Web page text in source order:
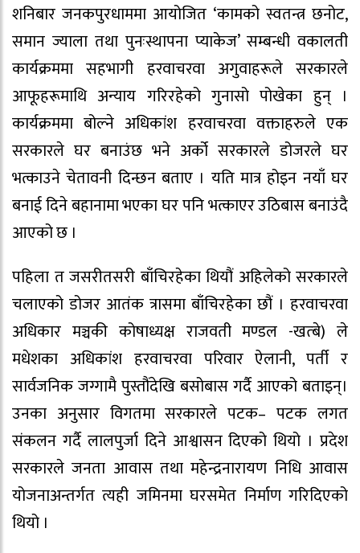
शनिबार जनकपुरधाममा आयोजित ‘कामको स्वतन्त्र छनोट,
समान ज्याला तथा पुनःस्थापना प्याकेज’ सम्बन्धी वकालती
कार्यक्रममा सहभागी हरवाचरवा अगुवाहरूले सरकारले
आफूहरूमाथि अन्याय गरिरहेको गुनासो पोखेका हुन् ।
कार्यक्रममा बोल्ने अधिकांश हरवाचरवा वक्ताहरुले एक
सरकारले घर बनाउंछ भने अर्को सरकारले डोजरले घर
भत्काउने चेतावनी दिन्छन बताए । यति मात्र होइन नयाँ घर
बनाई दिने बहानामा भएका घर पनि भत्काएर उठिबास बनाउंदै
आएको छ ।
पहिला त जसरीतसरी बाँचिरहेका थियौं अहिलेको सरकारले
चलाएको डोजर आतंक त्रासमा बाँचिरहेका छौं । हरवाचरवा
अधिकार मञ्चकी कोषाध्यक्ष राजवती मण्डल -खत्बे) ले
मधेशका अधिकांश हरवाचरवा परिवार ऐलानी, पर्ती र
सार्वजनिक जग्गामै पुस्तौंदेखि बसोबास गर्दै आएको बताइन्।
उनका अनुसार विगतमा सरकारले पटक– पटक लगत
संकलन गर्दै लालपुर्जा दिने आश्वासन दिएको थियो । प्रदेश
सरकारले जनता आवास तथा महेन्द्रनारायण निधि आवास
योजनाअन्तर्गत त्यही जमिनमा घरसमेत निर्माण गरिदिएको
थियो ।